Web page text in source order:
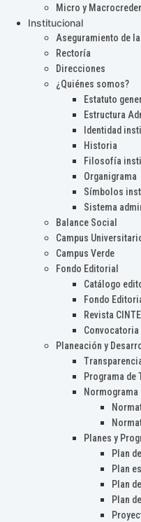
Micro y
Institucional
Aseguramiento de
Rectoría
Direcciones
¿Quiénes somos?
Estatuto
Estructura
Identidad
Historia
Filosofía
Organigrama
Símbolos
Sistema
Balance Social
Campus
Campus Verde
Fondo Editorial
Catálogo
Fondo
Revista
Convocatoria
Planeación y
Programa de
Normograma
Planes y
Plan
Plan
Plan
Plan